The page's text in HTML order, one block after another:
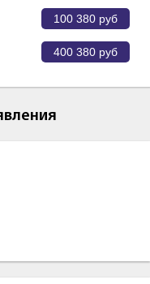
100 380 руб
400 380 руб